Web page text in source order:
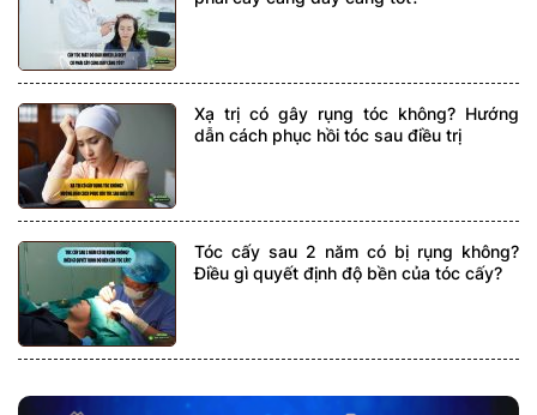
Xạ trị có gây rụng tóc không? Hướng
dẫn cách phục hồi tóc sau điều trị
Tóc cấy sau 2 năm có bị rụng không?
Điều gì quyết định độ bền của tóc cấy?